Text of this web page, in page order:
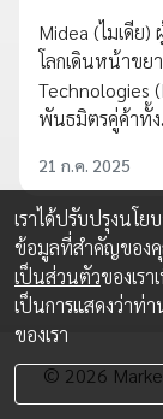
Midea (ไมเดีย
โลกเดินหน้าขย
Technologies
พันธมิตรคู่ค้าทั้ง
21 ก.ค. 2025
© 2026
เราได้ปรับปรุงนโ
ข้อมูลที่สำคัญของคุ
เป็นส่วนตัวของเร
เป็นการแสดงว่าท่
ของเรา